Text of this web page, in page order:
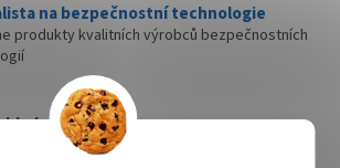
na bezpečnostní technologie
produkty kvalitních výrobců bezpečnostních
zásoby
000 položek skladem